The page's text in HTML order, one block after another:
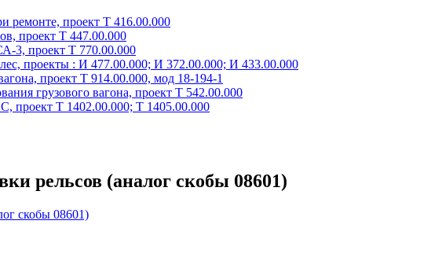
ремонте, проект Т 416.00.000
проект Т 447.00.000
3, проект Т 770.00.000
проекты : И 477.00.000; И 372.00.000; И 433.00.000
проект Т 914.00.000, мод 18-194-1
грузового вагона, проект Т 542.00.000
проект Т 1402.00.000; Т 1405.00.000
рельсов (аналог скобы 08601)